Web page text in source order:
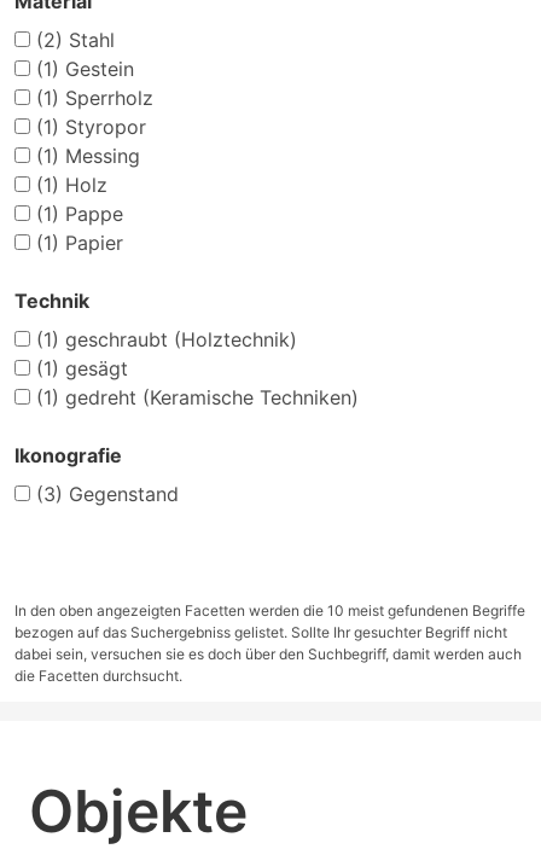
(2) Stahl
(1) Gestein
(1) Sperrholz
(1) Styropor
(1) Messing
(1) Holz
(1) Pappe
(1) Papier
Technik
(1) geschraubt (Holztechnik)
(1) gesägt
(1) gedreht (Keramische Techniken)
Ikonografie
(3) Gegenstand
In den oben angezeigten Facetten werden die 10 meist gefundenen Begriffe
bezogen auf das Suchergebniss gelistet. Sollte Ihr gesuchter Begriff nicht
dabei sein, versuchen sie es doch über den Suchbegriff, damit werden auch
die Facetten durchsucht.
Objekte